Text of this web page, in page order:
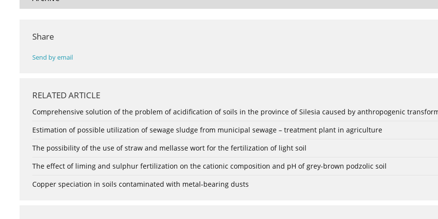
Share
Send by email
RELATED ARTICLE
Comprehensive solution of the problem of acidification of soils in the province of Silesia caused by anthropogenic
Estimation of possible utilization of sewage sludge from municipal sewage – treatment plant in agriculture
The possibility of the use of straw and mellasse wort for the fertilization of light soil
The effect of liming and sulphur fertilization on the cationic composition and pH of grey-brown podzolic soil
Copper speciation in soils contaminated with metal-bearing dusts